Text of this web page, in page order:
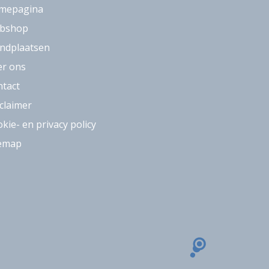
ons
en privacy policy